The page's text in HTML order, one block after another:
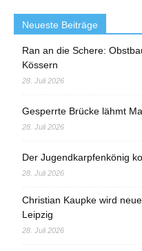
Neueste Beiträge
Ran an die Schere:
Kössern
28. Juli 2026
Gesperrte Brücke lähmt
28. Juli 2026
Der Jugendkarpfenkönig
28. Juli 2026
Christian Kaupke wird
Leipzig
28. Juli 2026